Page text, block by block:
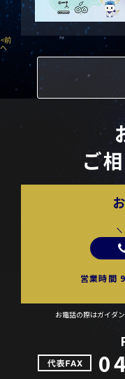
<前
へ
ご
営業時間
お電話の際はガイダ